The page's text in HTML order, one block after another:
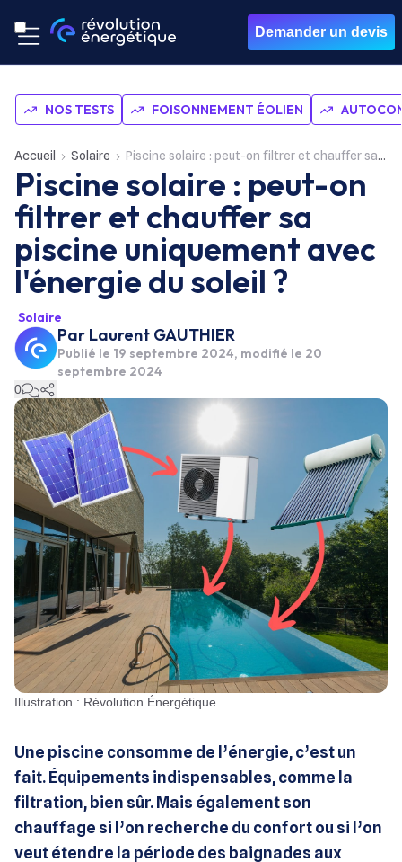
Demander un devis
NOS TESTS FOISONNEMENT ÉOLIEN
Accueil Solaire Piscine solaire : peut-on filtrer et chauffer sa piscine uniquement avec l'énergie du soleil ?
Piscine solaire : peut-on
filtrer et chauffer sa
piscine uniquement avec
l'énergie du soleil ?
Solaire
Par Laurent GAUTHIER
Publié le 19 septembre 2024, modifié le 20
septembre 2024
0
Illustration : Révolution Énergétique.
Une piscine consomme de l’énergie, c’est un
fait. Équipements indispensables, comme la
filtration, bien sûr. Mais également son
chauffage si l’on recherche du confort ou si l’on
veut étendre la période des baignades aux